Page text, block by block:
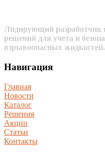
Лидирующий разработчик
решений для учета и
взрывоопасных жидкостей.
Навигация
Главная
Новости
Каталог
Решения
Акции
Статьи
Контакты